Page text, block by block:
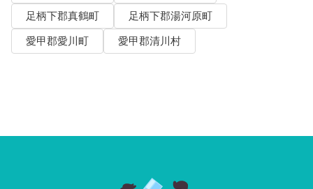
足柄下郡真鶴町
足柄下郡湯河原町
愛甲郡愛川町
愛甲郡清川村